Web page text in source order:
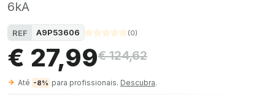
6kA
REF A9P53606 (0)
€ 27,99€ 124,62
Até -8% para profissionais. Descubra.